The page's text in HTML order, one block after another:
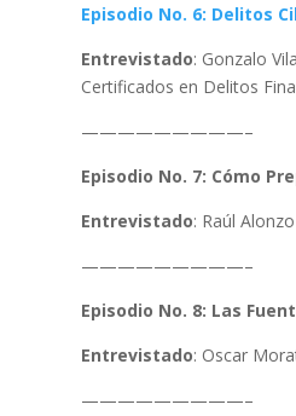
Episodio No. 6: Delitos
Entrevistado: Gonzalo
Certificados en Delitos
—————————–
Episodio No. 7: Cómo
Entrevistado: Raúl
—————————–
Episodio No. 8: Las
Entrevistado: Oscar
—————————–